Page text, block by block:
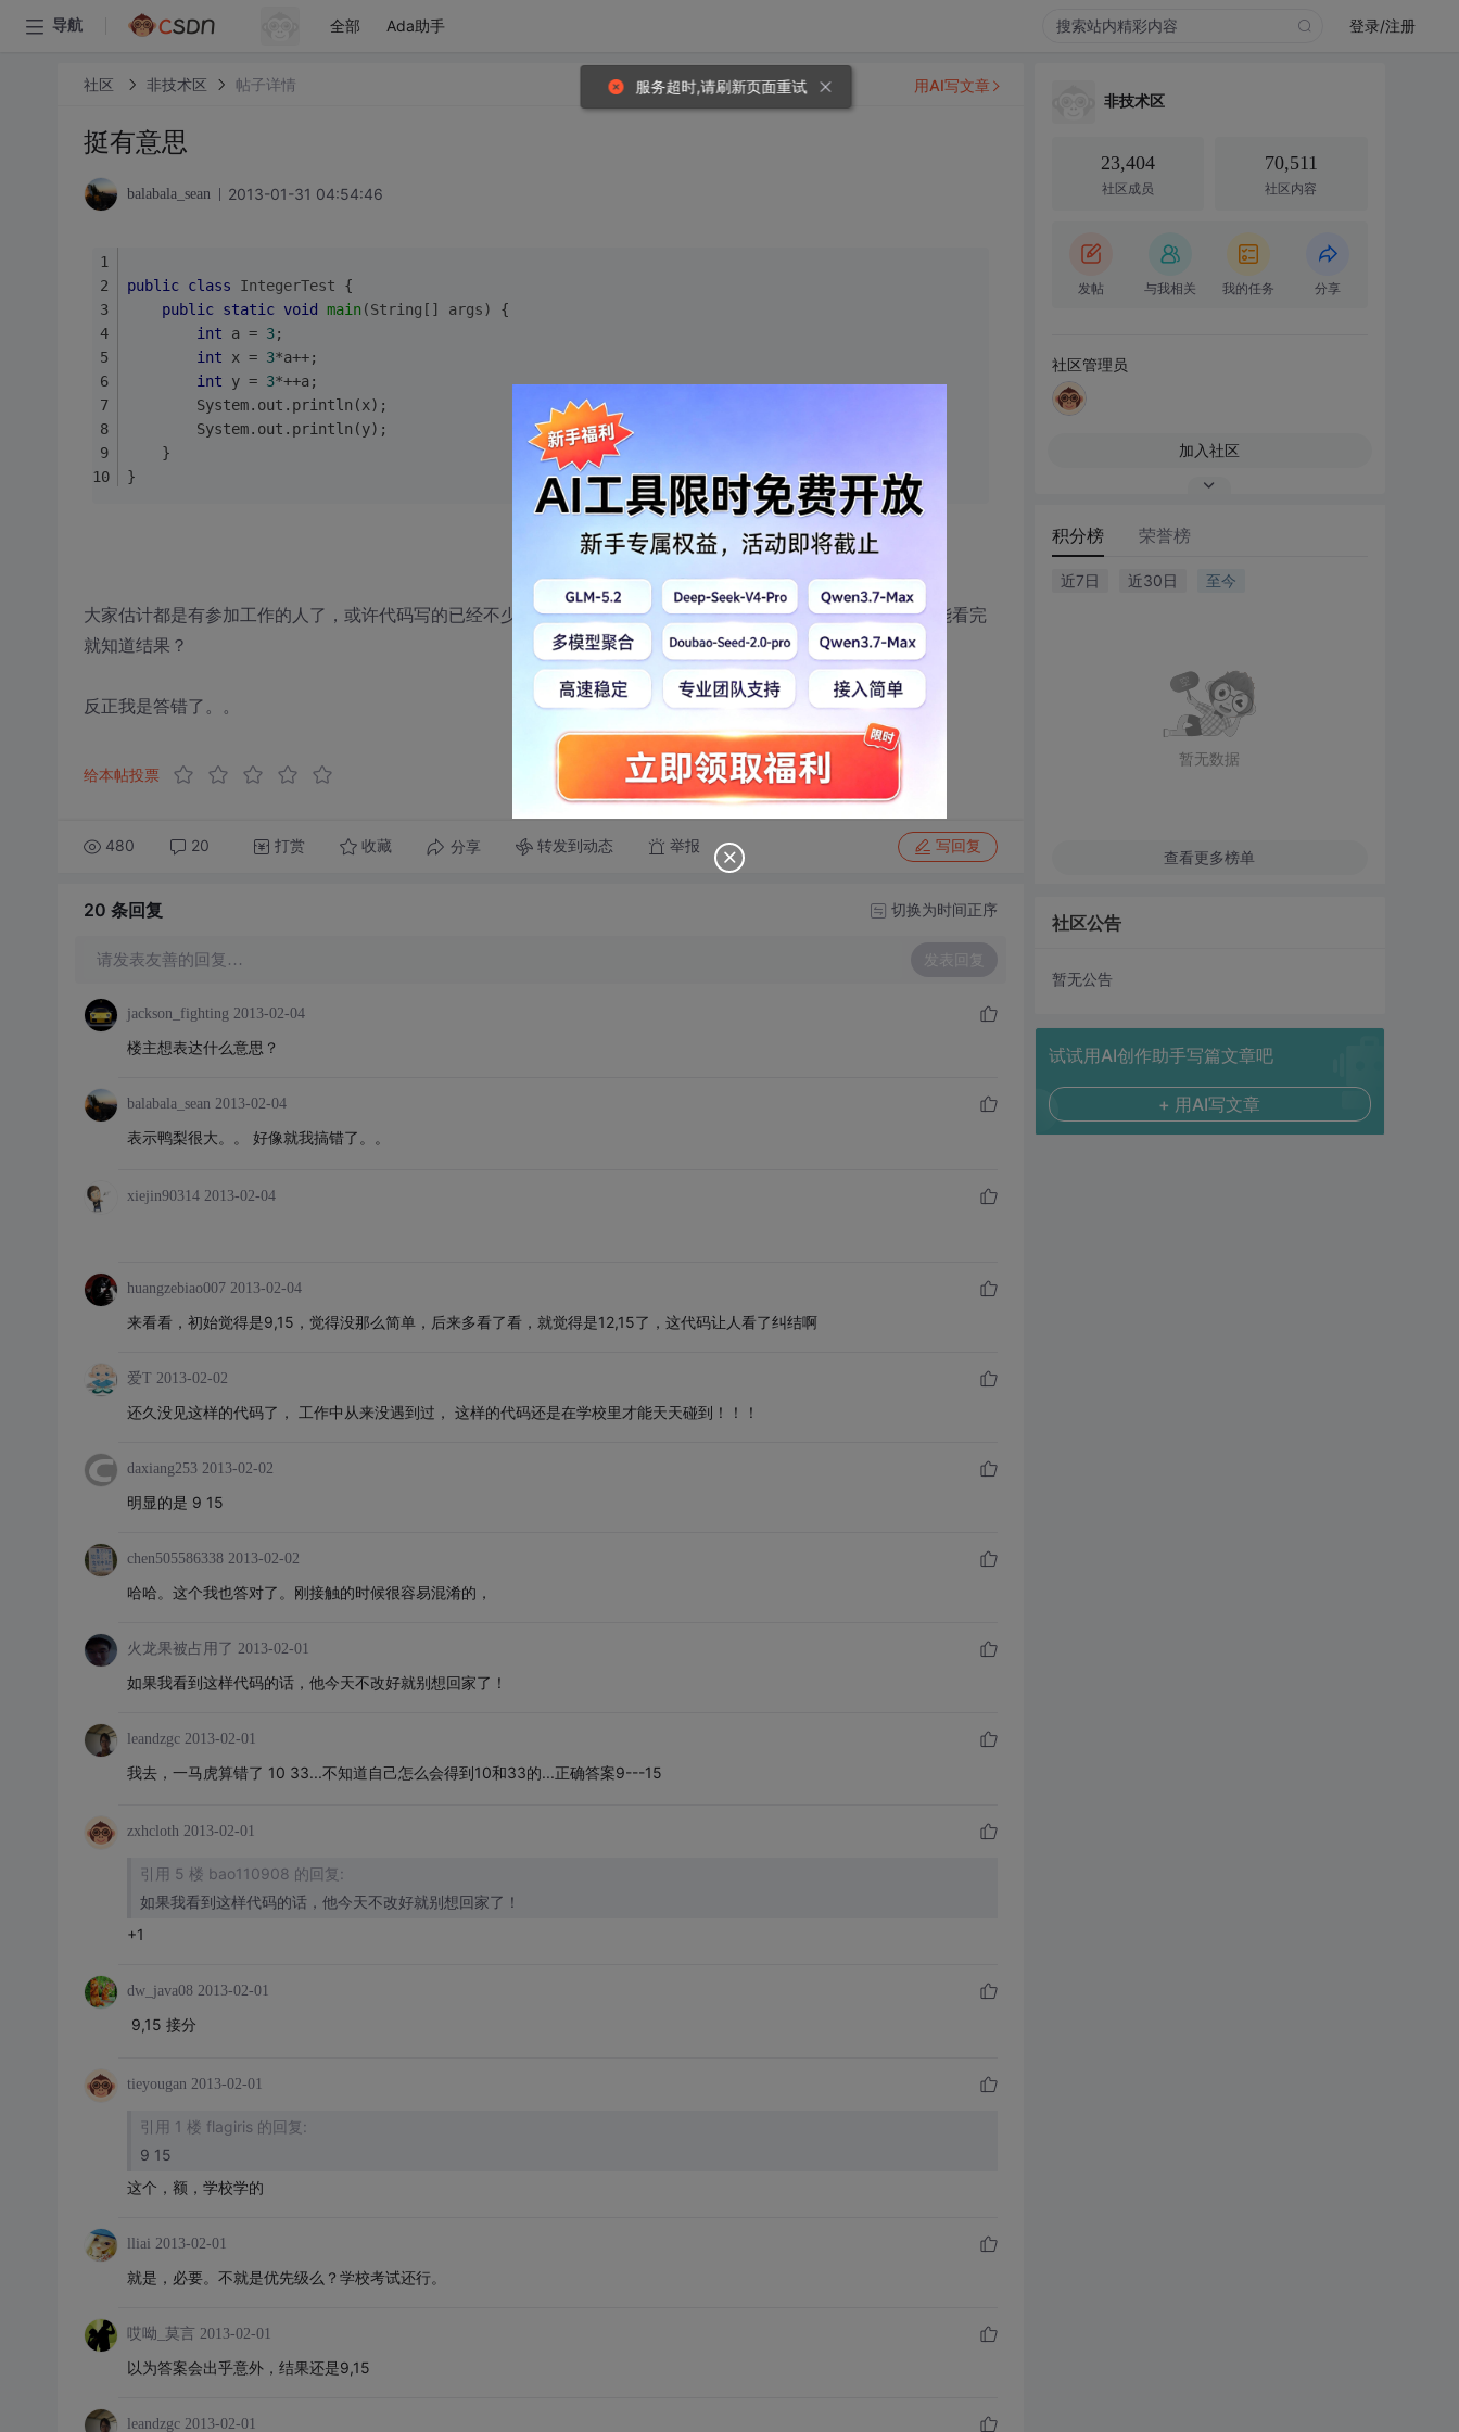
导航 全部 Ada助手 登录/注册
社区 非技术区 帖子详情
挺有意思
balabala_sean 2013-01-31 04:54:46
public class IntegerTest
{
public static void main(String[] args)
{
int a = 3;
int x = 3*a++;
int y = 3*++a;
		System.out.println(x);
		System.out.println(y);
	}
}
大家估计都是有参加工作的人了，或许代码写的已经不少了，今天偶尔看到这么个有意思的问题，大家看看能不能看完
就知道结果？
反正我是答错了。。
给本帖投票
480 20 打赏 收藏 分享 转发到动态 举报 写回复
用AI写文章
20 条回复 切换为时间正序
请发表友善的回复… 发表回复
jackson_fighting 2013-02-04
楼主想表达什么意思？
balabala_sean 2013-02-04
表示鸭梨很大。。 好像就我搞错了。。
xiejin90314 2013-02-04
huangzebiao007 2013-02-04
来看看，初始觉得是9,15，觉得没那么简单，后来多看了看，就觉得是12,15了，这代码让人看了纠结啊
爱T 2013-02-02
还久没见这样的代码了， 工作中从来没遇到过， 这样的代码还是在学校里才能天天碰到！！！
daxiang253 2013-02-02
明显的是 9 15
chen505586338 2013-02-02
哈哈。这个我也答对了。刚接触的时候很容易混淆的，
火龙果被占用了 2013-02-01
如果我看到这样代码的话，他今天不改好就别想回家了！
leandzgc 2013-02-01
我去，一马虎算错了 10 33...不知道自己怎么会得到10和33的...正确答案9---15
zxhcloth 2013-02-01
引用 5 楼 bao110908 的回复:
如果我看到这样代码的话，他今天不改好就别想回家了！
+1
dw_java08 2013-02-01
9,15 接分
tieyougan 2013-02-01
引用 1 楼 flagiris 的回复:
9 15
这个，额，学校学的
lliai 2013-02-01
就是，必要。不就是优先级么？学校考试还行。
哎呦_莫言 2013-02-01
以为答案会出乎意外，结果还是9,15
leandzgc 2013-02-01
非技术区
23,404
社区成员
70,511
社区内容
发帖 与我相关 我的任务 分享
社区管理员
加入社区
积分榜 荣誉榜
近7日 近30日 至今
暂无数据
查看更多榜单
社区公告
暂无公告
试试用AI创作助手写篇文章吧
+ 用AI写文章
服务超时,请刷新页面重试